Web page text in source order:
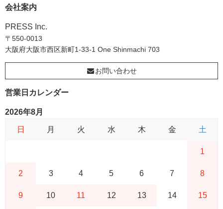
会社案内
PRESS Inc.
〒550-0013
大阪府大阪市西区新町1-33-1 One Shinmachi 703
お問い合わせ
営業日カレンダー
2026年8月
日 月 火 水 木 金 土
1
2 3 4 5 6 7 8
9 10 11 12 13 14 15